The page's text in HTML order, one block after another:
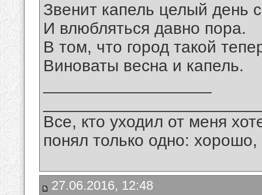
Звенит капель целый день
И влюбляться давно пора.
В том, что город такой
Виноваты весна и капель.
Все, кто уходил от меня
понял только одно:
27.06.2016, 12:48